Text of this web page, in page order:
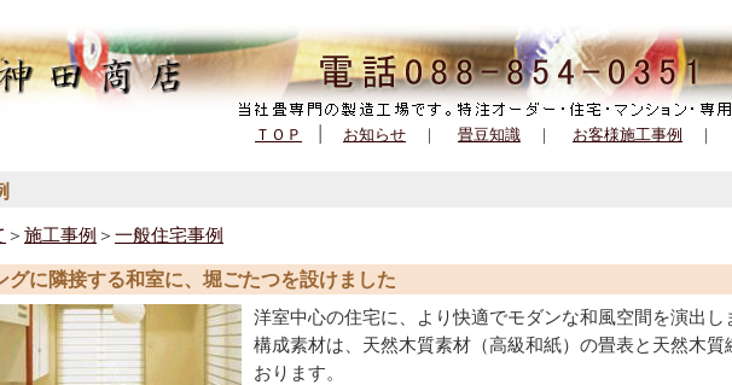
ＴＯＰ お知らせ ｜ 畳豆知識 ｜ お客様施工事例 ｜
＞ 施工事例 ＞ 一般住宅事例
グに隣接する和室に、堀ごたつを設けました
洋室中心の住宅に、より快適でモダンな和風空間を演出し
構成素材は、天然木質素材（高級和紙）の畳表と天然木質
おります。